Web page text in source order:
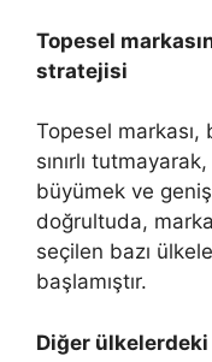
Topesel
stratejisi
Topesel markası,
sınırlı
büyümek ve
doğrultuda,
seçilen bazı
başlamıştır.
Diğer